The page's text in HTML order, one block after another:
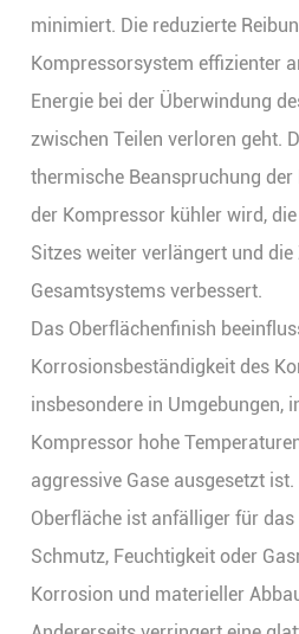
minimiert. Die reduzierte
Kompressorsystem effizienter
Energie bei der Überwindung
zwischen Teilen verloren geht.
thermische Beanspruchung
der Kompressor kühler wird,
Sitzes weiter verlängert und
Gesamtsystems verbessert.
Das Oberflächenfinish
Korrosionsbeständigkeit des
insbesondere in Umgebungen,
Kompressor hohe
aggressive Gase ausgesetzt
Oberfläche ist anfälliger für das
Schmutz, Feuchtigkeit oder
Korrosion und materieller